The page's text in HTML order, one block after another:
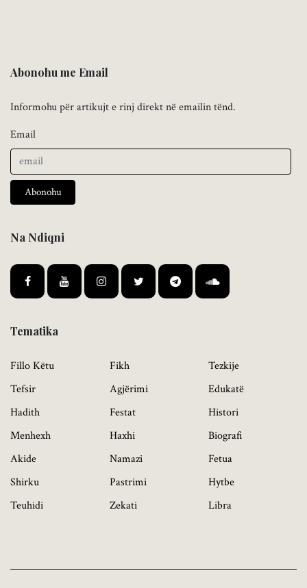
Abonohu me Email
Informohu për artikujt e rinj direkt në emailin tënd.
Email
Abonohu
Na Ndiqni
Tematika
Fillo Këtu
Tefsir
Hadith
Menhexh
Akide
Shirku
Teuhidi
Fikh
Agjërimi
Festat
Haxhi
Namazi
Pastrimi
Zekati
Tezkije
Edukatë
Histori
Biografi
Fetua
Hytbe
Libra